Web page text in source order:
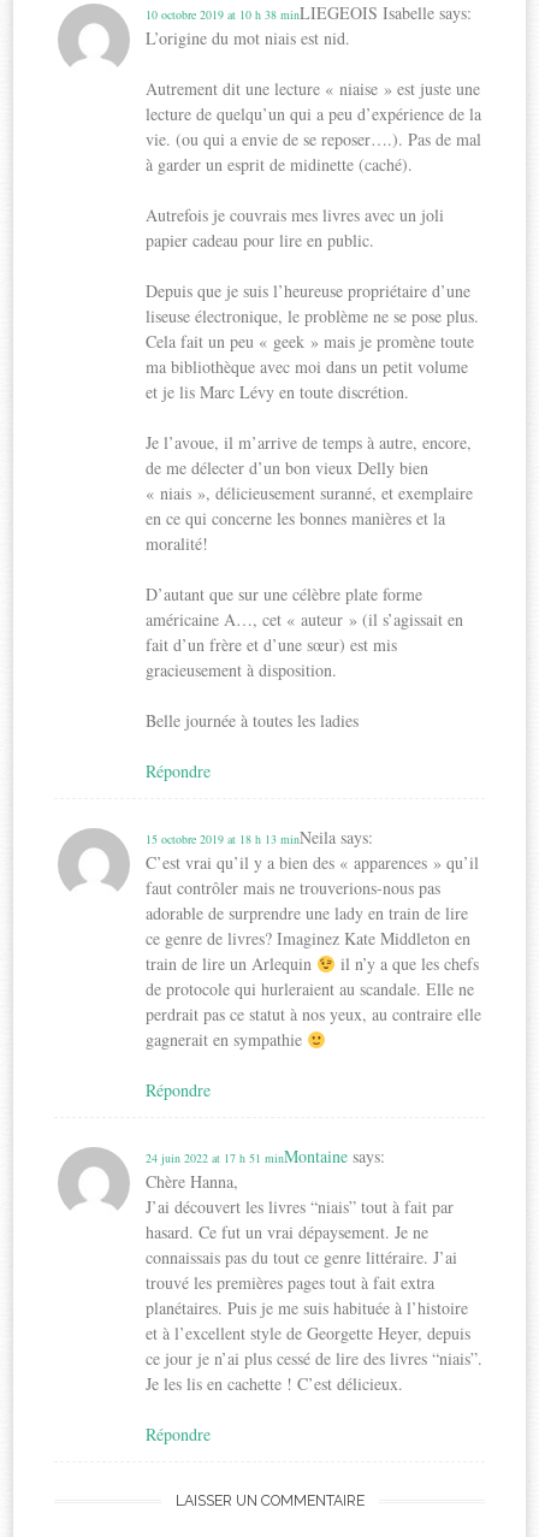
LIEGEOIS Isabelle says:
10 octobre 2019 at 10 h 38 min
L’origine du mot niais est nid.
Autrement dit une lecture « niaise » est juste une
lecture de quelqu’un qui a peu d’expérience de la
vie. (ou qui a envie de se reposer….). Pas de mal
à garder un esprit de midinette (caché).
Autrefois je couvrais mes livres avec un joli
papier cadeau pour lire en public.
Depuis que je suis l’heureuse propriétaire d’une
liseuse électronique, le problème ne se pose plus.
Cela fait un peu « geek » mais je promène toute
ma bibliothèque avec moi dans un petit volume
et je lis Marc Lévy en toute discrétion.
Je l’avoue, il m’arrive de temps à autre, encore,
de me délecter d’un bon vieux Delly bien
« niais », délicieusement suranné, et exemplaire
en ce qui concerne les bonnes manières et la
moralité!
D’autant que sur une célèbre plate forme
américaine A…, cet « auteur » (il s’agissait en
fait d’un frère et d’une sœur) est mis
gracieusement à disposition.
Belle journée à toutes les ladies
Répondre
Neila says:
15 octobre 2019 at 18 h 13 min
C’est vrai qu’il y a bien des « apparences » qu’il
faut contrôler mais ne trouverions-nous pas
adorable de surprendre une lady en train de lire
ce genre de livres? Imaginez Kate Middleton en
train de lire un Arlequin
il n’y a que les chefs
de protocole qui hurleraient au scandale. Elle ne
perdrait pas ce statut à nos yeux, au contraire elle
gagnerait en sympathie
Répondre
Montaine says:
24 juin 2022 at 17 h 51 min
Chère Hanna,
J’ai découvert les livres “niais” tout à fait par
hasard. Ce fut un vrai dépaysement. Je ne
connaissais pas du tout ce genre littéraire. J’ai
trouvé les premières pages tout à fait extra
planétaires. Puis je me suis habituée à l’histoire
et à l’excellent style de Georgette Heyer, depuis
ce jour je n’ai plus cessé de lire des livres “niais”.
Je les lis en cachette ! C’est délicieux.
Répondre
LAISSER UN COMMENTAIRE